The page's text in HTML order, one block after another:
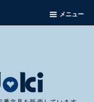
メニュー